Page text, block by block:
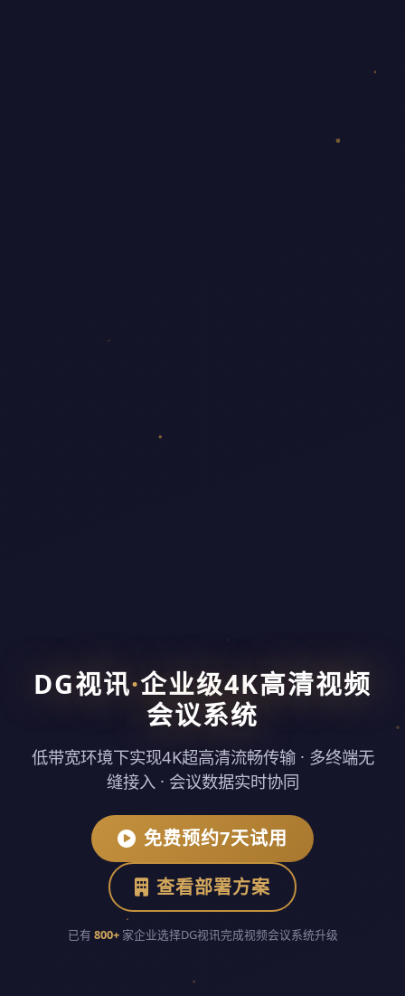
DG视讯·企业级4K高清视频
会议系统
低带宽环境下实现4K超高清流畅传输 · 多终端无
缝接入 · 会议数据实时协同
免费预约7天试用
查看部署方案
已有 800+家企业选择DG视讯完成视频会议系统升级